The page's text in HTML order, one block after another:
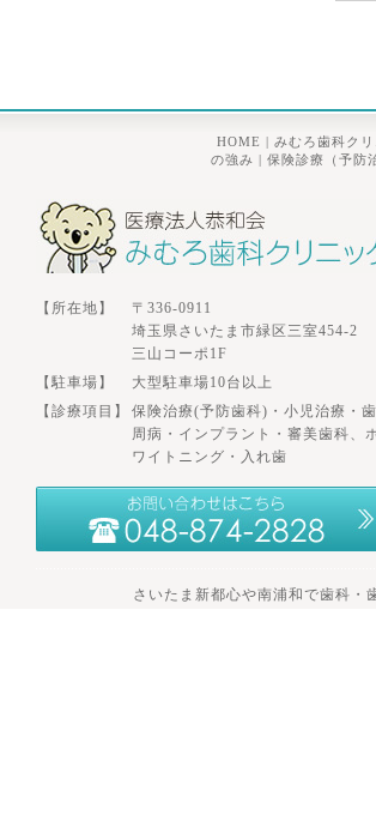
HOME | みむろ歯科ク
の強み | 保険診療（予防
【所在地】
〒336-0911
埼玉県さいたま市緑区三室454-2
三山コーポ1F
【駐車場】
大型駐車場10台以上
【診療項目】
保険治療(予防歯科)・小児治療・歯
周病・インプラント・審美歯科、
ワイトニング・入れ歯
さいたま新都心や南浦和で歯科・